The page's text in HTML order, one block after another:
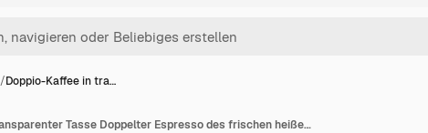
/Doppio-Kaffee in tra…
Doppio-Kaffee in transparenter Tasse Doppelter Espresso des frischen heißen Getränks im Becher Starker schwarzer Kaffee